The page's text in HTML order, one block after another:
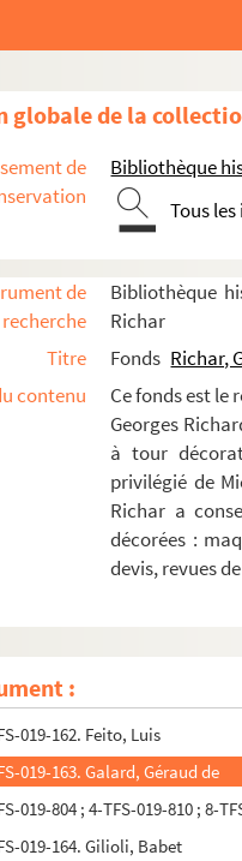
globale de la
de
Bibliothèque
Tous
de
recherche
Bibliothèque
Richar
Titre
Fonds Richar,
contenu
Ce fonds est le
Georges
à tour
privilégié de
Richar a
décorées :
devis, revues
:
019-151. Bigorie, Christian
019-816. Brogneaux, Marie-
019-817. Brosse, Jacques
019-818. Corcos-Deyrolle,
019-154. Cyan
019-819. Darzacq, Dominique
019-155. Degottex, Jean
019-156. Delouche,
019-157. Deniau, Jacques
019-158. Descotes, Marthon
019-159. Downing, Joé
019-820. Dubuis, Fernand
019-821. Ducarre, Odette
019-160. Dumitresco,
019-161. Duthoo, Jacques
019-162. Feito, Luis
019-163. Galard, Géraud de
019-804 ; 4-TFS-019-810 ; 8-
019-164. Gilioli, Babet